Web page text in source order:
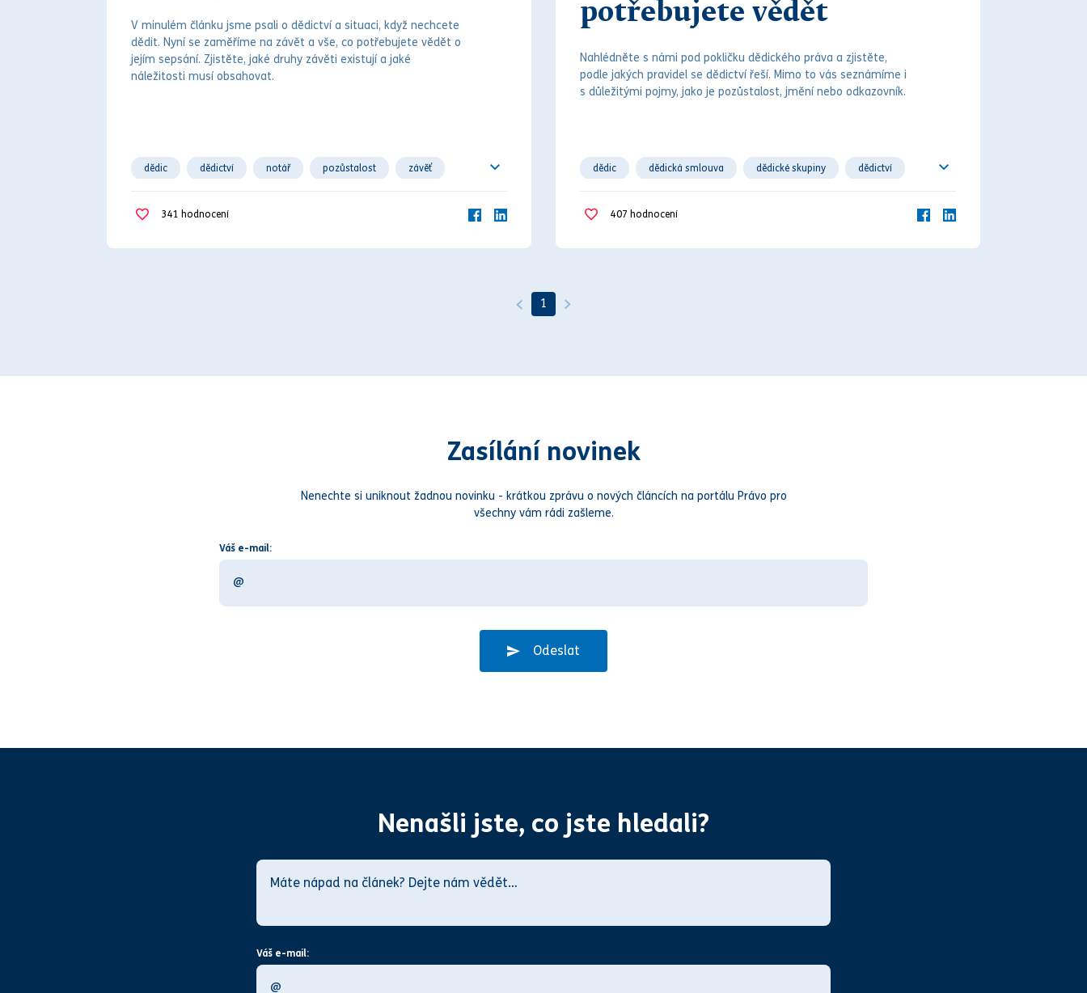
V minulém článku jsme psali o dědictví a situaci, když nechcete
dědit. Nyní se zaměříme na závět a vše, co potřebujete vědět o
jejím sepsání. Zjistěte, jaké druhy závěti existují a jaké
náležitosti musí obsahovat.
dědic dědictví notář pozůstalost závěť
341 hodnocení
potřebujete vědět
Nahlédněte s námi pod pokličku dědického práva a zjistěte,
podle jakých pravidel se dědictví řeší. Mimo to vás seznámíme i
s důležitými pojmy, jako je pozůstalost, jmění nebo odkazovník.
dědic dědická smlouva dědické skupiny dědictví
407 hodnocení
1
Zasílání novinek
Nenechte si uniknout žadnou novinku - krátkou zprávu o nových článcích na portálu Právo pro
všechny vám rádi zašleme.
Váš e-mail:
Odeslat
Nenašli jste, co jste hledali?
Váš e-mail: